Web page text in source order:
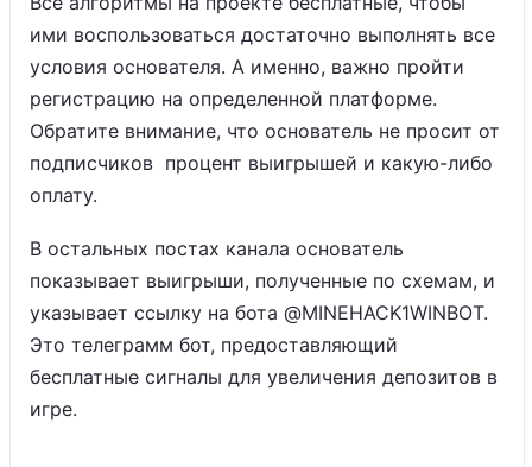
ими воспользоваться достаточно выполнять все
условия основателя. А именно, важно пройти
регистрацию на определенной платформе.
Обратите внимание, что основатель не просит от
подписчиков процент выигрышей и какую-либо
оплату.
В остальных постах канала основатель
показывает выигрыши, полученные по схемам, и
указывает ссылку на бота @MINEHACK1WINBOT.
Это телеграмм бот, предоставляющий
бесплатные сигналы для увеличения депозитов в
игре.